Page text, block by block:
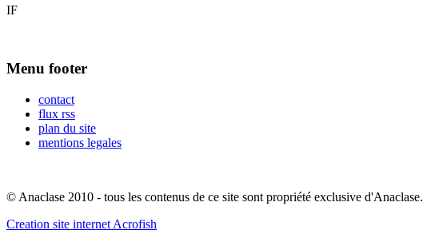
IF
Menu footer
contact
flux rss
plan du site
mentions legales
© Anaclase 2010 - tous les contenus de ce site sont propriété exclusive d'Anaclase.
Creation site internet Acrofish